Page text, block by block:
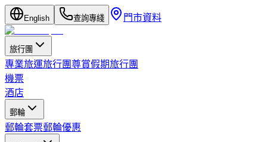
English 查詢專綫 門市資料
旅行團
專業旅運旅行團尊賞假期旅行團
機票
酒店
郵輪
郵輪套票郵輪優惠